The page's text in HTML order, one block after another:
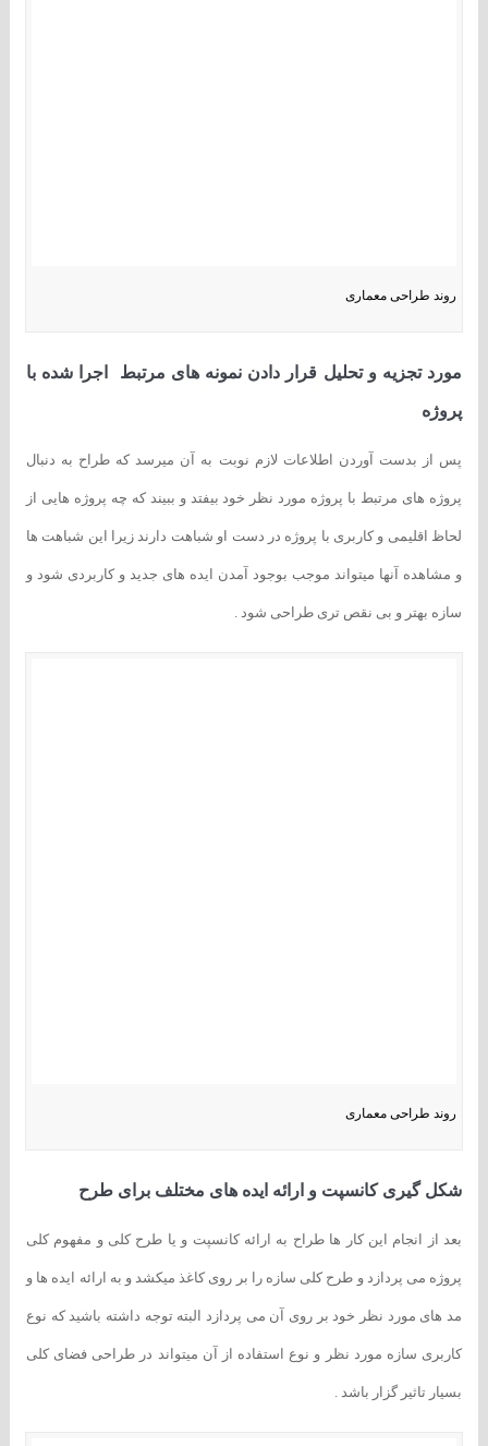
روند طراحی معماری
مورد تجزیه و تحلیل قرار دادن نمونه های مرتبط اجرا شده با
پروژه
پس از بدست آوردن اطلاعات لازم نوبت به آن میرسد که طراح به دنبال
پروژه های مرتبط با پروژه مورد نظر خود بیفتد و ببیند که چه پروژه هایی از
لحاظ اقلیمی و کاربری با پروژه در دست او شباهت دارند زیرا این شباهت ها
و مشاهده آنها میتواند موجب بوجود آمدن ایده های جدید و کاربردی شود و
سازه بهتر و بی نقص تری طراحی شود .
روند طراحی معماری
شکل گیری کانسپت و ارائه ایده های مختلف برای طرح
بعد از انجام این کار ها طراح به ارائه کانسپت و یا طرح کلی و مفهوم کلی
پروژه می پردازد و طرح کلی سازه را بر روی کاغذ میکشد و به ارائه ایده ها و
مد های مورد نظر خود بر روی آن می پردازد البته توجه داشته باشید که نوع
کاربری سازه مورد نظر و نوع استفاده از آن میتواند در طراحی فضای کلی
بسیار تاثیر گزار باشد .